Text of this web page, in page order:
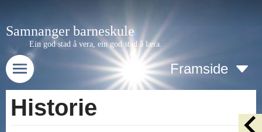
Samnanger barneskule
Ein god stad å vera, ein god stad å læra.
Framside
Historie